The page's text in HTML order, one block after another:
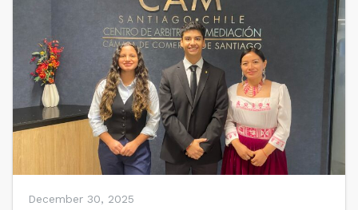
December 30, 2025